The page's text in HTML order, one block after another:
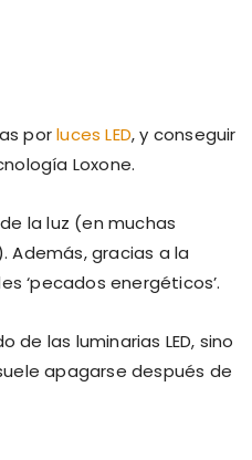
porluces LED, y conseguir
Loxone.
la luz (en muchas
Además, gracias a la
‘pecados energéticos’.
las luminarias LED, sino
apagarse después de